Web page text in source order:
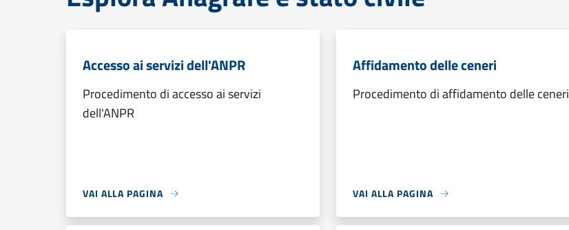
Accesso ai servizi dell'ANPR
Procedimento di accesso ai servizi
dell'ANPR
VAI ALLA PAGINA
Affidamento delle ceneri
Procedimento di affidamento delle ceneri
VAI ALLA PAGINA